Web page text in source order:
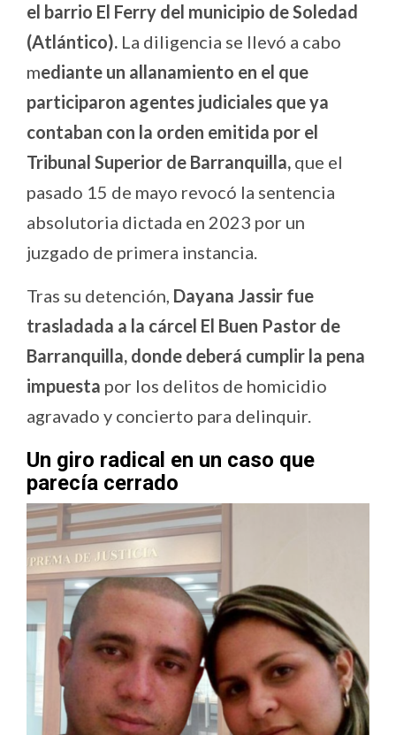
el barrio El Ferry del municipio de Soledad
(Atlántico). La diligencia se llevó a cabo
mediante un allanamiento en el que
participaron agentes judiciales que ya
contaban con la orden emitida por el
Tribunal Superior de Barranquilla, que el
pasado 15 de mayo revocó la sentencia
absolutoria dictada en 2023 por un
juzgado de primera instancia.
Tras su detención, Dayana Jassir fue
trasladada a la cárcel El Buen Pastor de
Barranquilla, donde deberá cumplir la pena
impuesta por los delitos de homicidio
agravado y concierto para delinquir.
Un giro radical en un caso que
parecía cerrado